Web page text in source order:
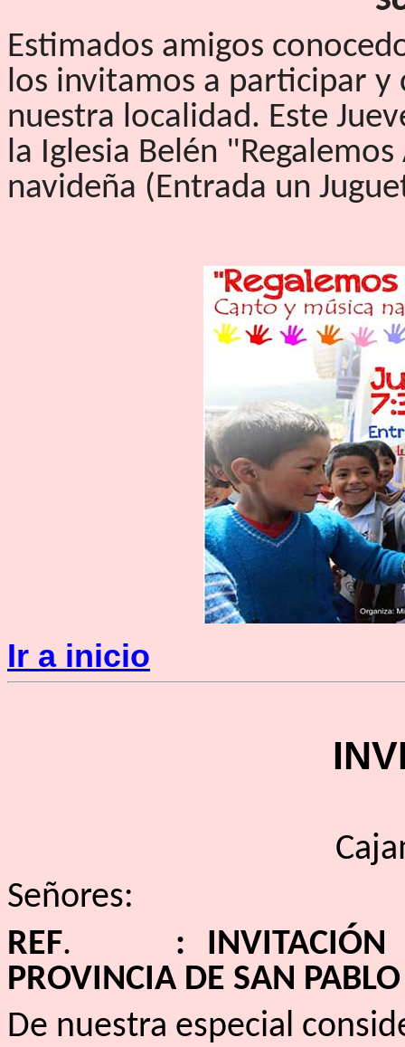
Estimados amigos
los invitamos a participar
nuestra localidad. Este
la Iglesia Belén
navideña (Entrada un
Ir a inicio
Señores:
REF.
: INVITACIÓN A
PROVINCIA DE SAN PABLO
De nuestra especial